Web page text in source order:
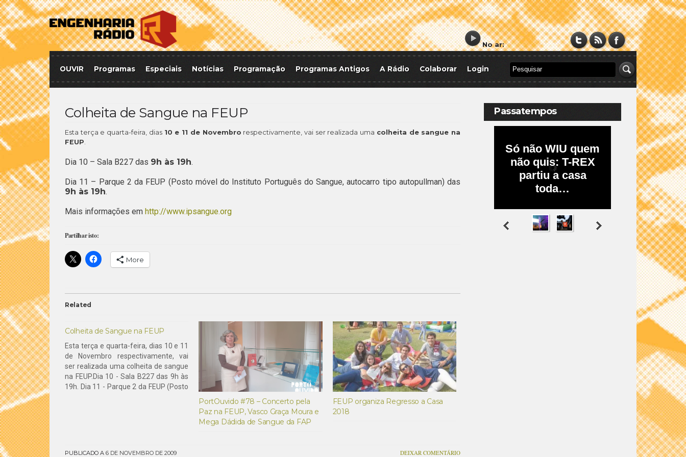
No ar:
OUVIR Programas Especiais Notícias Programação Programas Antigos A Rádio Colaborar Login
Colheita de Sangue na FEUP
Esta terça e quarta-feira, dias 10 e 11 de Novembro respectivamente, vai ser realizada uma colheita de sangue na
FEUP.
Dia 10 – Sala B227 das 9h às 19h.
Dia 11 – Parque 2 da FEUP (Posto móvel do Instituto Português do Sangue, autocarro tipo autopullman) das
9h às 19h.
Mais informações em http://www.ipsangue.org
Partilhar isto:
More
Related
Colheita de Sangue na FEUP
Esta terça e quarta-feira, dias 10 e 11
de Novembro respectivamente, vai
ser realizada uma colheita de sangue
na FEUP.Dia 10 - Sala B227 das 9h às
19h. Dia 11 - Parque 2 da FEUP (Posto
PortOuvido #78 – Concerto pela
Paz na FEUP, Vasco Graça Moura e
Mega Dádida de Sangue da FAP
FEUP organiza Regresso a Casa
2018
PUBLICADO A 6 DE NOVEMBRO DE 2009 DEIXAR COMENTÁRIO
Passatempos